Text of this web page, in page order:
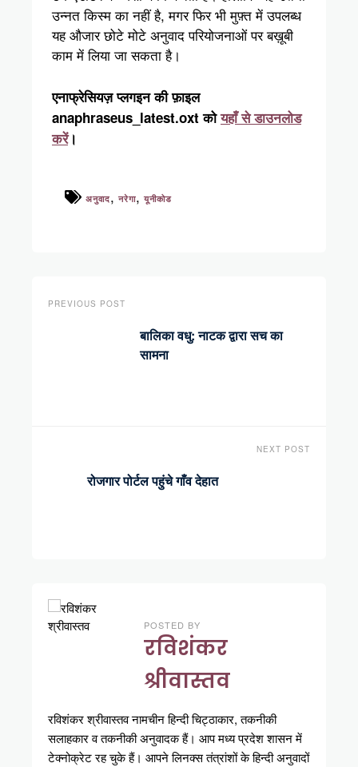
उन्नत किस्म का नहीं है, मगर फिर भी मुफ़्त में उपलब्ध
यह औजार छोटे मोटे अनुवाद परियोजनाओं पर बख़ूबी
काम में लिया जा सकता है।
एनाफ्रेसियज़ प्लगइन की फ़ाइल
anaphraseus_latest.oxt कोयहाँ से डाउनलोड
करें।
अनुवाद,नरेगा,यूनीकोड
PREVIOUS POST
बालिका वधु: नाटक द्वारा सच का
सामना
NEXT POST
रोजगार पोर्टल पहुंचे गाँव देहात
POSTED BY
रविशंकर
श्रीवास्तव
रविशंकर श्रीवास्तव नामचीन हिन्दी चिट्ठाकार, तकनीकी
सलाहकार व तकनीकी अनुवादक हैं। आप मध्य प्रदेश शासन में
टेक्नोक्रेट रह चुके हैं। आपने लिनक्स तंत्रांशों के हिन्दी अनुवादों